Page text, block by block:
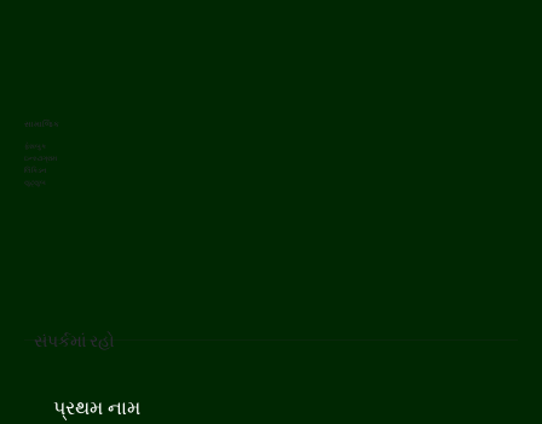
સંપર્કમાં રહો
પ્રથમ નામ
સામાજિક
ફેસબુક
ઇન્સ્ટાગ્રામ
લિંક્ડિન
યુટ્યુબ